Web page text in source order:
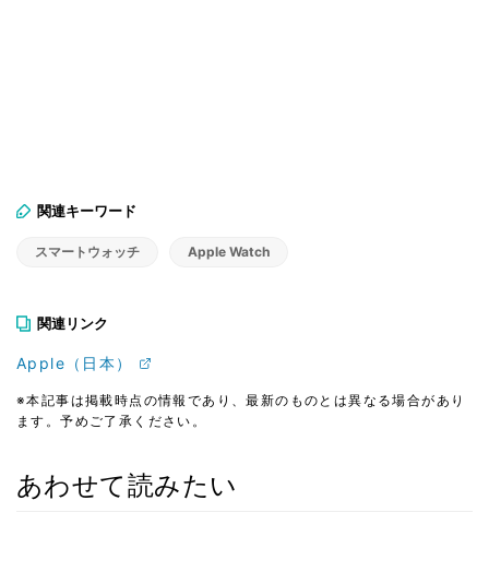
関連キーワード
スマートウォッチ Apple Watch
関連リンク
Apple（日本）
※本記事は掲載時点の情報であり、最新のものとは異なる場合があり
ます。予めご了承ください。
あわせて読みたい